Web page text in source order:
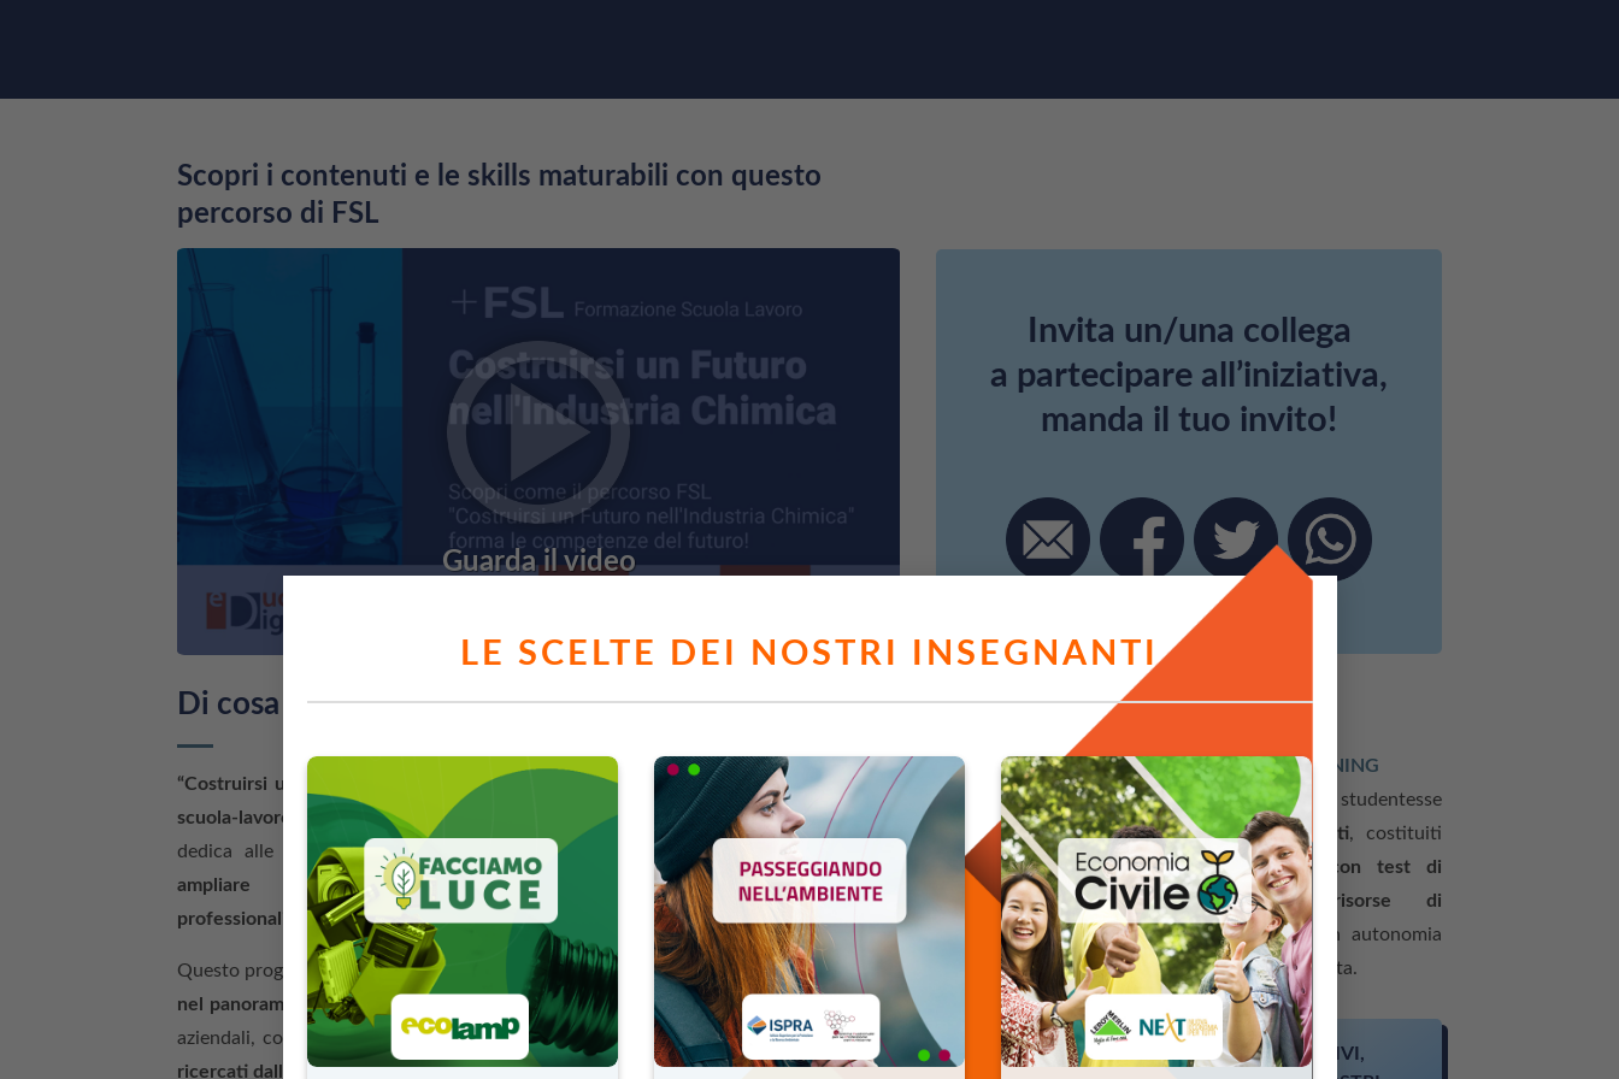
LE SCELTE DEI NOSTRI INSEGNANTI
Scopri i contenuti e le skills maturabili con questo
percorso di FSL
Guarda il video
Di cosa si tratta?
“Costruirsi un futuro nell’industria chimica”
percorso di formazione
scuola-lavoro
(FSL) cheFederchimica
, la federazione nazionale dell’industria chimica,
dedica alle scuole secondarie di secondo grado italiane, al fine di
ampliare i programmi scolastici conesperienze altamente
professionalizzantinell’ambito dellachimica.
Questo progetto ha, infatti, come obiettivo principale
favorire l’inserimento di giovani
nel panorama lavorativo
, grazie a una formazione aggiornata sulla base delle esigenze
aziendali, colmando così il gap tra competenze degli studenti eprofili professionali
ricercati dalle imprese.
Invita un/una collega
a partecipare all’iniziativa,
manda il tuo invito!
Come funziona?
MODULI FORMATIVI IN E-LEARNING
Il percorso offre a studenti e studentesse
quattro moduli professionalizzanti, costituiti
ciascuno daunità formative con test di
verifica in itineree
risorse di
approfondimento. I contenuti sono fruibili in autonomia
dagli studenti in qualsiasi momento della giornata.
INDUSTRIA
ADESIVI,